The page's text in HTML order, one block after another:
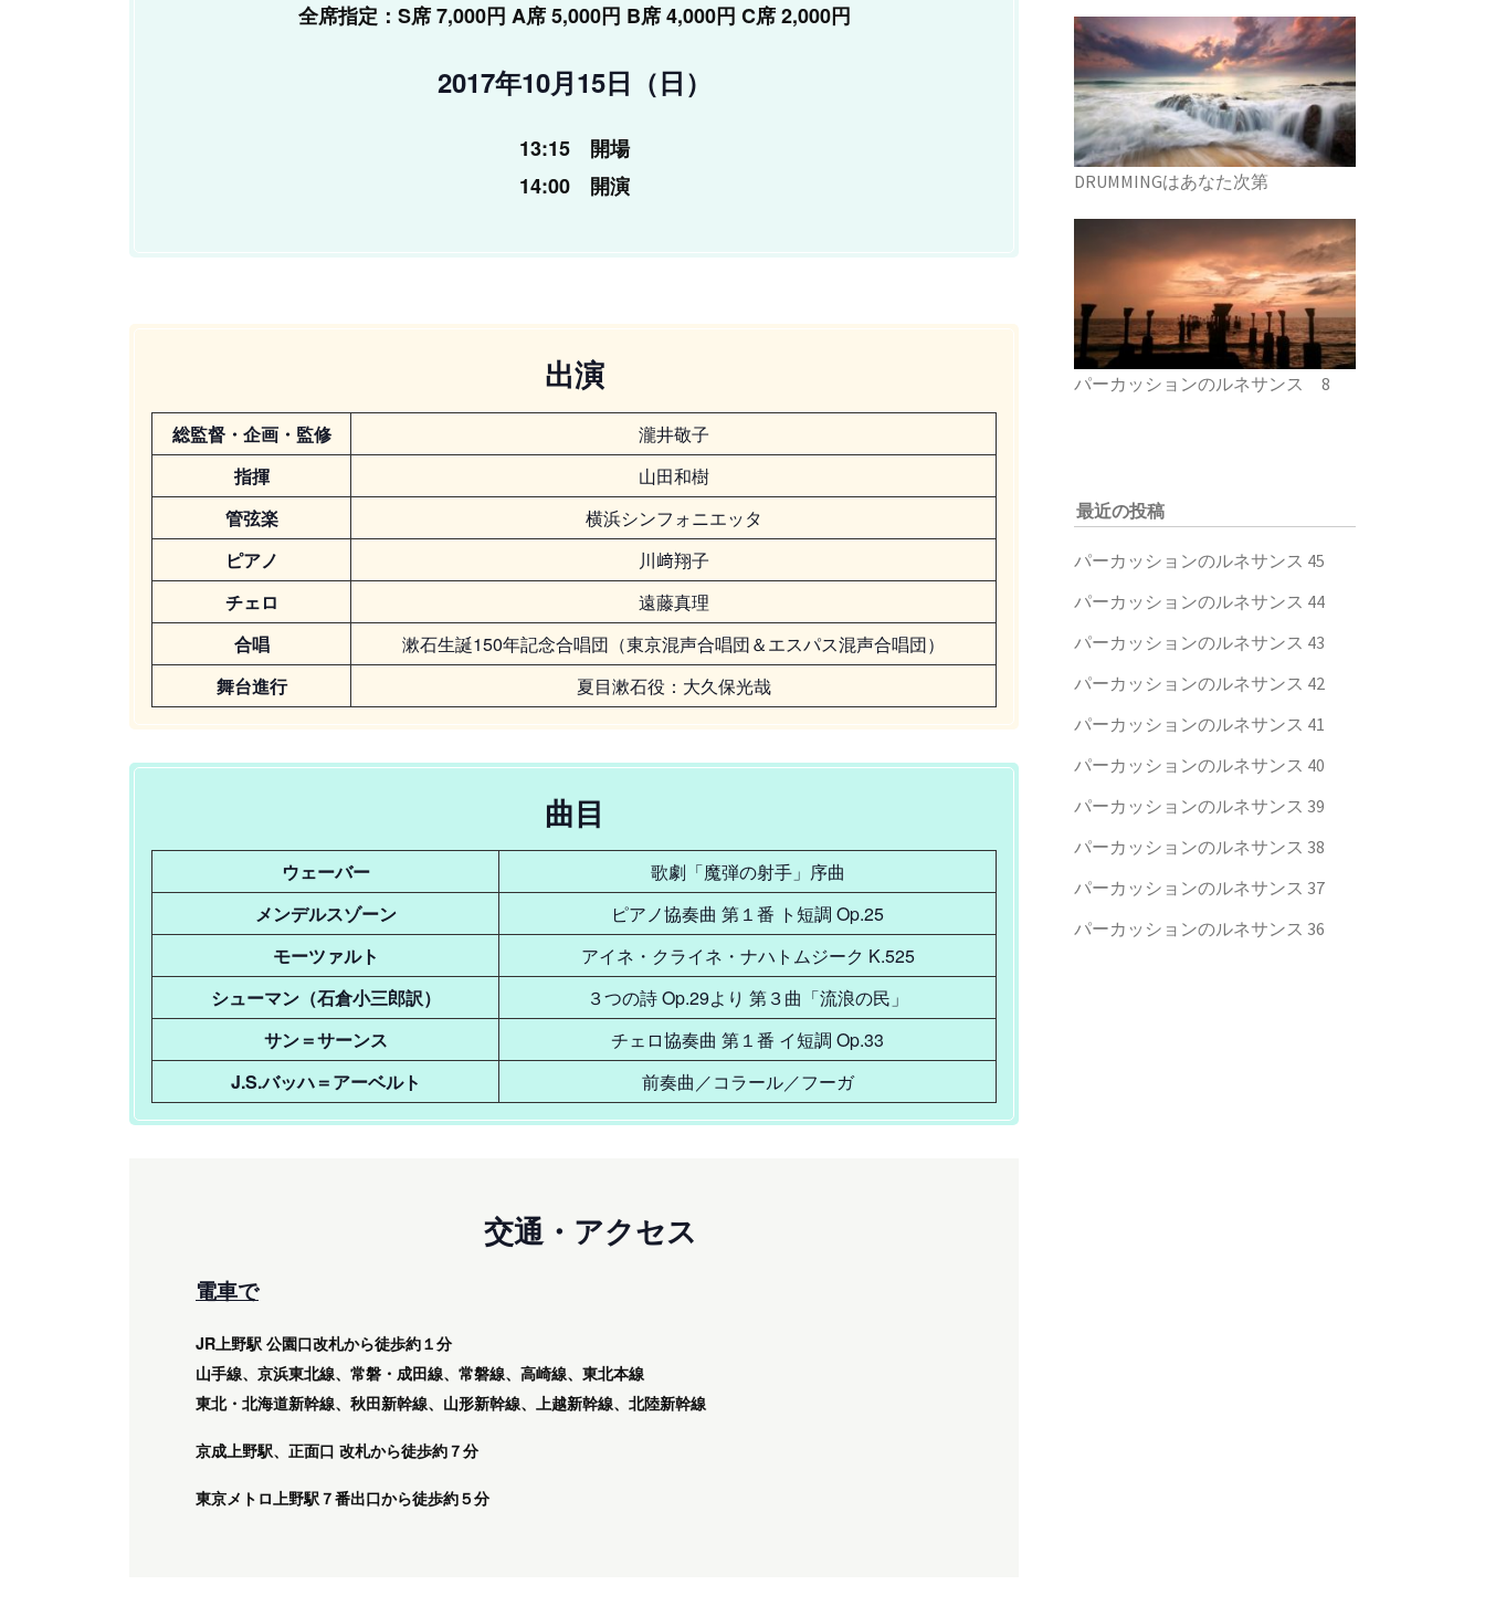
全席指定：S席 7,000円 A席 5,000円 B席 4,000円 C席 2,000円
2017年10月15日（日）
13:15 開場
14:00 開演
出演
総監督・企画・監修
瀧井敬子
指揮
山田和樹
管弦楽
横浜シンフォニエッタ
ピアノ
川﨑翔子
チェロ
遠藤真理
合唱
漱石生誕150年記念合唱団（東京混声合唱団＆エスパス混声合唱団）
舞台進行
夏目漱石役：大久保光哉
曲目
ウェーバー
歌劇「魔弾の射手」序曲
メンデルスゾーン
ピアノ協奏曲 第１番 ト短調 Op.25
モーツァルト
アイネ・クライネ・ナハトムジーク K.525
シューマン（石倉小三郎訳）
３つの詩 Op.29より 第３曲「流浪の民」
サン＝サーンス
チェロ協奏曲 第１番 イ短調 Op.33
J.S.バッハ＝アーベルト
前奏曲／コラール／フーガ
交通・アクセス
電車で
JR上野駅 公園口改札から徒歩約１分
山手線、京浜東北線、常磐・成田線、常磐線、高崎線、東北本線
東北・北海道新幹線、秋田新幹線、山形新幹線、上越新幹線、北陸新幹線
京成上野駅、正面口 改札から徒歩約７分
東京メトロ上野駅７番出口から徒歩約５分
DRUMMINGはあなた次第
パーカッションのルネサンス 8
最近の投稿
パーカッションのルネサンス 45
パーカッションのルネサンス 44
パーカッションのルネサンス 43
パーカッションのルネサンス 42
パーカッションのルネサンス 41
パーカッションのルネサンス 40
パーカッションのルネサンス 39
パーカッションのルネサンス 38
パーカッションのルネサンス 37
パーカッションのルネサンス 36